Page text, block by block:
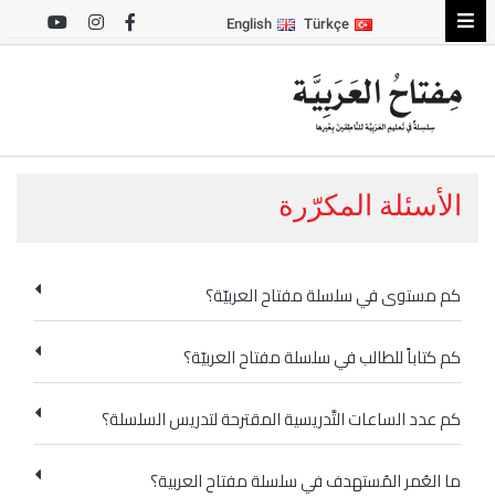
Türkçe
English
الأسئلة المكرّرة
كم مستوى في سلسلة مفتاح العربيّة؟
كم كتاباً للطالب في سلسلة مفتاح العربيّة؟
كم عدد الساعات التَّدريسية المقترحة لتدريس السلسلة؟
ما العُمر المُستهدف في سلسلة مفتاح العربية؟